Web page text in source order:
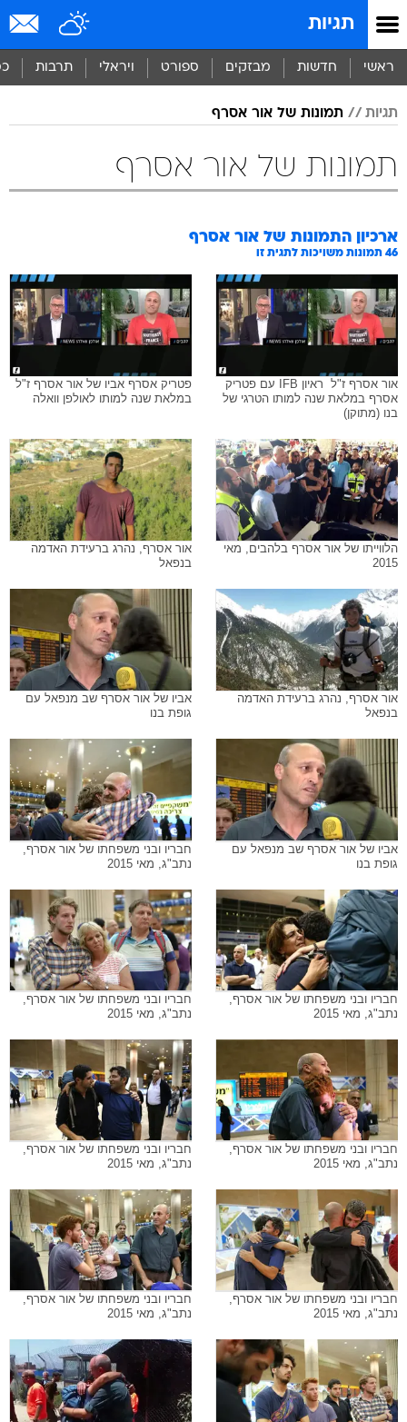
תגיות
ראשי חדשות מבזקים ספורט ויראלי תרבות
תגיות תמונות של אור אסרף
תמונות של אור אסרף
ארכיון התמונות של אור אסרף
46 תמונות משויכות לתגית זו
אור אסרף ז"ל  ראיון IFB עם פטריק
אסרף במלאת שנה למותו הטרגי של
בנו (מתוקן)
פטריק אסרף אביו של אור אסרף ז"ל
במלאת שנה למותו לאולפן וואלה
הלווייתו של אור אסרף בלהבים, מאי
2015
אור אסרף, נהרג ברעידת האדמה
בנפאל
אור אסרף, נהרג ברעידת האדמה
בנפאל
אביו של אור אסרף שב מנפאל עם
גופת בנו
אביו של אור אסרף שב מנפאל עם
גופת בנו
חבריו ובני משפחתו של אור אסרף,
נתב"ג, מאי 2015
חבריו ובני משפחתו של אור אסרף,
נתב"ג, מאי 2015
חבריו ובני משפחתו של אור אסרף,
נתב"ג, מאי 2015
חבריו ובני משפחתו של אור אסרף,
נתב"ג, מאי 2015
חבריו ובני משפחתו של אור אסרף,
נתב"ג, מאי 2015
חבריו ובני משפחתו של אור אסרף,
נתב"ג, מאי 2015
חבריו ובני משפחתו של אור אסרף,
נתב"ג, מאי 2015